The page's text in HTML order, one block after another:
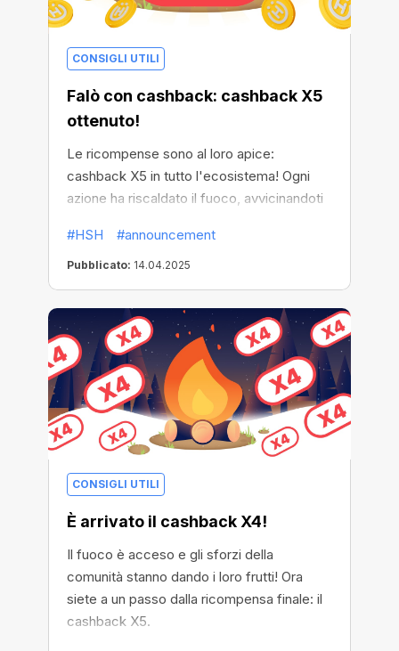
CONSIGLI UTILI
Falò con cashback: cashback X5
ottenuto!
Le ricompense sono al loro apice:
cashback X5 in tutto l'ecosistema! Ogni
azione ha riscaldato il fuoco, avvicinandoti
#HSH
#announcement
Pubblicato: 14.04.2025
CONSIGLI UTILI
È arrivato il cashback X4!
Il fuoco è acceso e gli sforzi della
comunità stanno dando i loro frutti! Ora
siete a un passo dalla ricompensa finale: il
cashback X5.